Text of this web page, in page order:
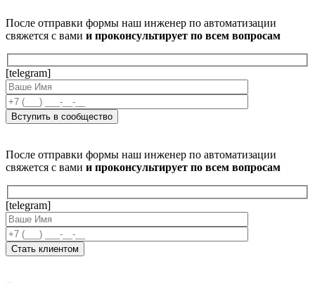
После отправки формы наш инженер по автоматизации
свяжется с вами и проконсультирует по всем вопросам
[telegram]
После отправки формы наш инженер по автоматизации
свяжется с вами и проконсультирует по всем вопросам
[telegram]